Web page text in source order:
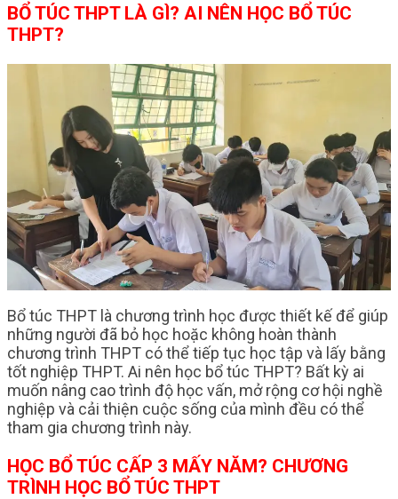
BỔ TÚC THPT LÀ GÌ? AI NÊN HỌC BỔ TÚC
THPT?
Bổ túc THPT là chương trình học được thiết kế để giúp
những người đã bỏ học hoặc không hoàn thành
chương trình THPT có thể tiếp tục học tập và lấy bằng
tốt nghiệp THPT. Ai nên học bổ túc THPT? Bất kỳ ai
muốn nâng cao trình độ học vấn, mở rộng cơ hội nghề
nghiệp và cải thiện cuộc sống của mình đều có thể
tham gia chương trình này.
HỌC BỔ TÚC CẤP 3 MẤY NĂM? CHƯƠNG
TRÌNH HỌC BỔ TÚC THPT